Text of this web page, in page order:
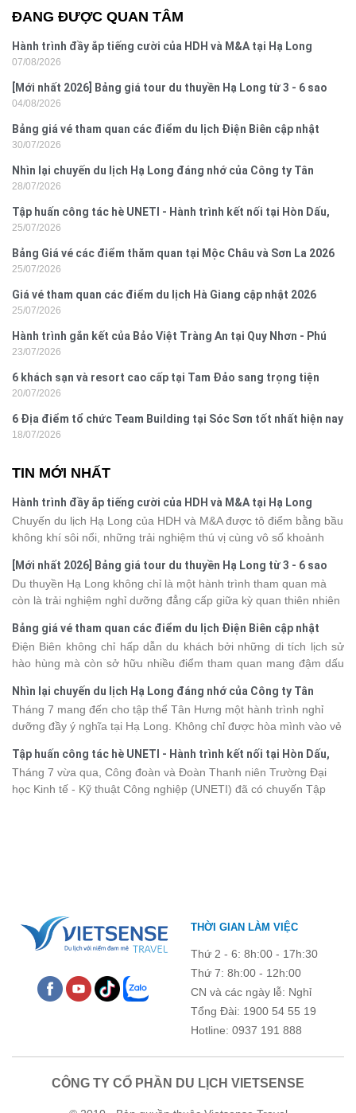
ĐANG ĐƯỢC QUAN TÂM
Hành trình đầy ắp tiếng cười của HDH và M&A tại Hạ Long
07/08/2026
[Mới nhất 2026] Bảng giá tour du thuyền Hạ Long từ 3 - 6 sao
04/08/2026
Bảng giá vé tham quan các điểm du lịch Điện Biên cập nhật
2026
30/07/2026
Nhìn lại chuyến du lịch Hạ Long đáng nhớ của Công ty Tân
Hưng 2026
28/07/2026
Tập huấn công tác hè UNETI - Hành trình kết nối tại Hòn Dấu,
Đồ Sơn
25/07/2026
Bảng Giá vé các điểm thăm quan tại Mộc Châu và Sơn La 2026
25/07/2026
Giá vé tham quan các điểm du lịch Hà Giang cập nhật 2026
25/07/2026
Hành trình gắn kết của Bảo Việt Tràng An tại Quy Nhơn - Phú
Yên
23/07/2026
6 khách sạn và resort cao cấp tại Tam Đảo sang trọng tiện
nghi
20/07/2026
6 Địa điểm tổ chức Team Building tại Sóc Sơn tốt nhất hiện nay
18/07/2026
TIN MỚI NHẤT
Hành trình đầy ắp tiếng cười của HDH và M&A tại Hạ Long
Chuyến du lịch Hạ Long của HDH và M&A được tô điểm bằng bầu
không khí sôi nổi, những trải nghiệm thú vị cùng vô số khoảnh
phút giây đồng hành bên nhau, tất cả đã tạo nên một chuyến đi
tràn đầy cảm xúc và dấu ấn khó quên.
[Mới nhất 2026] Bảng giá tour du thuyền Hạ Long từ 3 - 6 sao
Du thuyền Hạ Long không chỉ là một hành trình tham quan mà
còn là trải nghiệm nghỉ dưỡng đẳng cấp giữa kỳ quan thiên nhiên
khác nhau, khiến nhiều du khách băn khoăn khi lựa chọn. Bài viết
dưới đây sẽ cập nhật bảng giá tour du thuyền Hạ Long mới nhất
2026 từ 3 - 6 sao, giúp bạn dễ dàng so sánh và tìm được hành
trình phù hợp với nhu cầu cũng như ngân sách.
Bảng giá vé tham quan các điểm du lịch Điện Biên cập nhật
2026
Điện Biên không chỉ hấp dẫn du khách bởi những di tích lịch sử
hào hùng mà còn sở hữu nhiều điểm tham quan mang đậm dấu
phá vùng đất này, việc cập nhật trước giá vé sẽ giúp bạn chủ
động hơn trong lịch trình và chi phí. Cùng Vietsense Travel tham
khảo bảng giá vé tham quan các điểm du lịch Điện Biênmới nhất
năm 2026 ngay dưới đây.
Nhìn lại chuyến du lịch Hạ Long đáng nhớ của Công ty Tân
Hưng 2026
Tháng 7 mang đến cho tập thể Tân Hưng một hành trình nghỉ
dưỡng đầy ý nghĩa tại Hạ Long. Không chỉ được hòa mình vào vẻ
kết, sẻ chia và lưu giữ nhiều khoảnh khắc đáng nhớ. Hãy cùng
nhìn lại chuyến đi ngập tràn niềm vui và những trải nghiệm khó
quên.
Tập huấn công tác hè UNETI - Hành trình kết nối tại Hòn Dấu,
Đồ Sơn
Tháng 7 vừa qua, Công đoàn và Đoàn Thanh niên Trường Đại
học Kinh tế - Kỹ thuật Công nghiệp (UNETI) đã có chuyến Tập
THỜI GIAN LÀM VIỆC
Thứ 2 - 6: 8h:00 - 17h:30
Thứ 7: 8h:00 - 12h:00
CN và các ngày lễ: Nghỉ
Tổng Đài: 1900 54 55 19
Hotline: 0937 191 888
CÔNG TY CỔ PHẦN DU LỊCH VIETSENSE